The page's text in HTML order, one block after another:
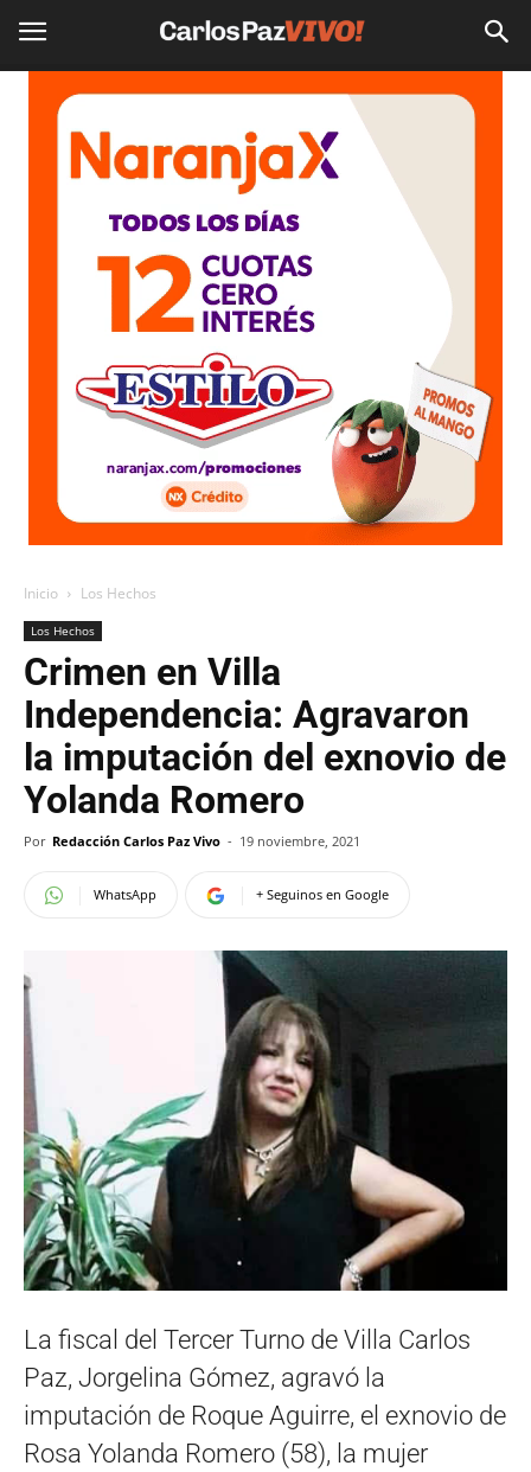
Inicio Los Hechos
Los Hechos
Crimen en Villa
Independencia: Agravaron
la imputación del exnovio de
Yolanda Romero
Por Redacción Carlos Paz Vivo - 19 noviembre, 2021
WhatsApp + Seguinos en Google
La fiscal del Tercer Turno de Villa Carlos
Paz, Jorgelina Gómez, agravó la
imputación de Roque Aguirre, el exnovio de
Rosa Yolanda Romero (58), la mujer